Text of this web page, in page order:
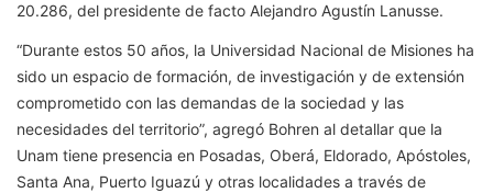
20.286, del presidente de facto Alejandro Agustín Lanusse.
“Durante estos 50 años, la Universidad Nacional de Misiones ha
sido un espacio de formación, de investigación y de extensión
comprometido con las demandas de la sociedad y las
necesidades del territorio”, agregó Bohren al detallar que la
Unam tiene presencia en Posadas, Oberá, Eldorado, Apóstoles,
Santa Ana, Puerto Iguazú y otras localidades a través de